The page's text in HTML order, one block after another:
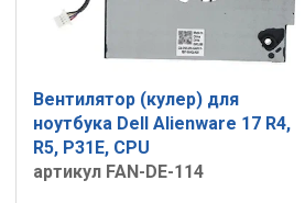
Вентилятор (кулер) для
ноутбука Dell Alienware 17 R4,
R5, P31E, CPU
артикул FAN-DE-114